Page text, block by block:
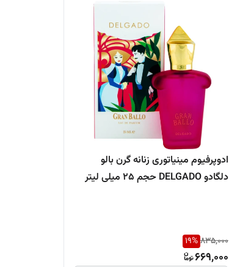
ادوپرفیوم مینیاتوری زنانه گرن بالو
دلگادو DELGADO حجم 25 میلی لیتر
835,000
19%
669,000